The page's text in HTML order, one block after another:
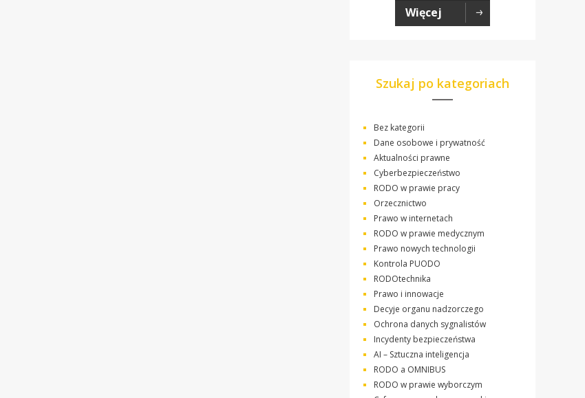
Więcej
Szukaj po kategoriach
Bez kategorii
Dane osobowe i prywatność
Aktualności prawne
Cyberbezpieczeństwo
RODO w prawie pracy
Orzecznictwo
Prawo w internetach
RODO w prawie medycznym
Prawo nowych technologii
Kontrola PUODO
RODOtechnika
Prawo i innowacje
Decyje organu nadzorczego
Ochrona danych sygnalistów
Incydenty bezpieczeństwa
AI – Sztuczna inteligencja
RODO a OMNIBUS
RODO w prawie wyborczym